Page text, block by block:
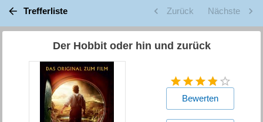
Trefferliste Zurück Nächste
Der Hobbit oder hin und zurück
Bewerten